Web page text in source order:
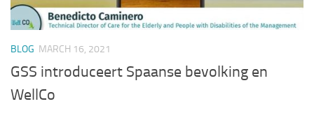
BLOG MARCH 16, 2021
GSS introduceert Spaanse bevolking en
WellCo